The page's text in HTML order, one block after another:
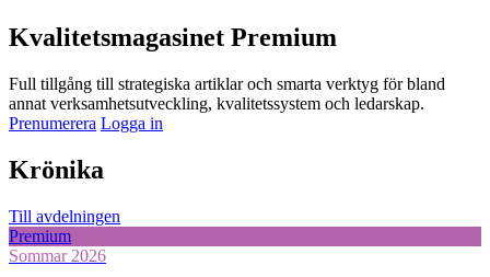
Kvalitetsmagasinet Premium
Full tillgång till strategiska artiklar och smarta verktyg för bland
annat verksamhetsutveckling, kvalitetssystem och ledarskap.
Prenumerera Logga in
Krönika
Till avdelningen
Premium
Sommar 2026